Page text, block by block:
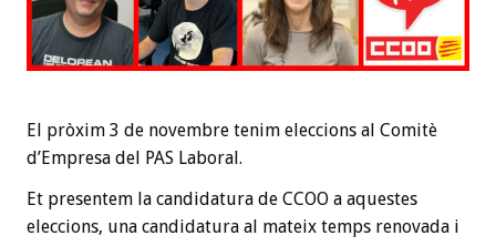
El pròxim 3 de novembre tenim eleccions al Comitè
d’Empresa del PAS Laboral.
Et presentem la candidatura de CCOO a aquestes
eleccions, una candidatura al mateix temps renovada i